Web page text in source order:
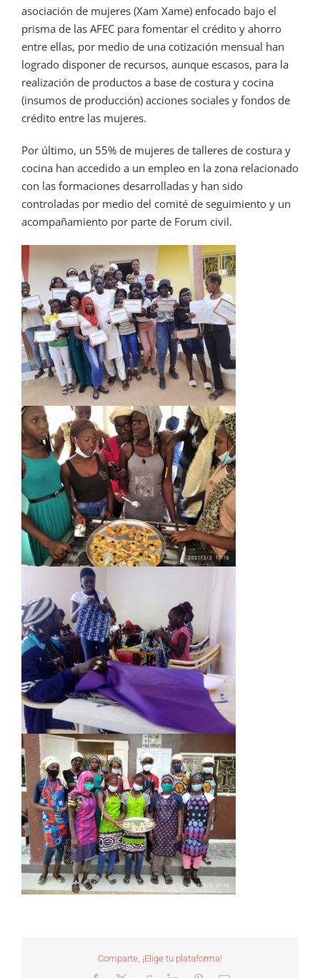
asociación de mujeres (Xam Xame) enfocado bajo el
prisma de las AFEC para fomentar el crédito y ahorro
entre ellas, por medio de una cotización mensual han
logrado disponer de recursos, aunque escasos, para la
realización de productos a base de costura y cocina
(insumos de producción) acciones sociales y fondos de
crédito entre las mujeres.
Por último, un 55% de mujeres de talleres de costura y
cocina han accedido a un empleo en la zona relacionado
con las formaciones desarrolladas y han sido
controladas por medio del comité de seguimiento y un
acompañamiento por parte de Forum civil.
Comparte, ¡Elige tu plataforma!